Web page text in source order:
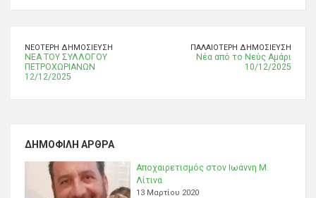
ΝΕΌΤΕΡΗ ΔΗΜΟΣΊΕΥΣΗ
ΝΕΑ ΤΟΥ ΣΥΛΛΟΓΟΥ
ΠΕΤΡΟΧΩΡΙΑΝΩΝ
12/12/2025
ΠΑΛΑΙΌΤΕΡΗ ΔΗΜΟΣΊΕΥΣΗ
Νέα από το Νεύς Αμάρι
10/12/2025
ΔΗΜΟΦΙΛΉ ΆΡΘΡΑ
Αποχαιρετισμός στον Ιωάννη Μ.
Λίτινα
13 Μαρτίου 2020